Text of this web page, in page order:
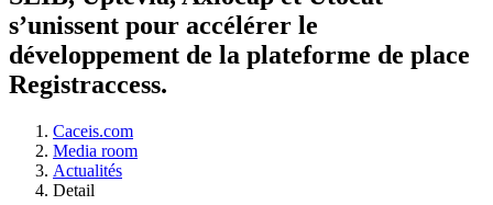
s’unissent pour accélérer le
développement de la plateforme de place
Registraccess.
Caceis.com
Media room
Actualités
Detail